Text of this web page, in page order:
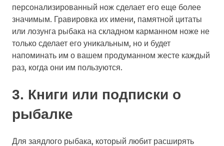
персонализированный нож сделает его еще более
значимым. Гравировка их имени, памятной цитаты
или лозунга рыбака на складном карманном ноже не
только сделает его уникальным, но и будет
напоминать им о вашем продуманном жесте каждый
раз, когда они им пользуются.
3. Книги или подписки о
рыбалке
Для заядлого рыбака, который любит расширять